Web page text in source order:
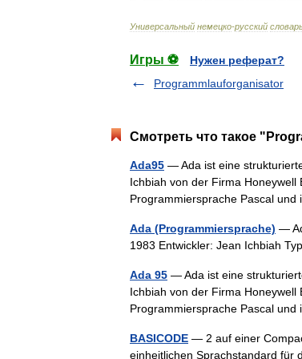
Универсальный немецко-русский словарь
Игры ⚽
Нужен реферат?
Programmlauforganisator
Смотреть что такое
Ada95 — Ada ist eine
Ichbiah von der Firma
Programmiersprache Pascal
Ada (Programmiersprache) —
1983 Entwickler: Jean Ichbiah
Ada 95 — Ada ist eine
Ichbiah von der Firma
Programmiersprache Pascal
BASICODE — 2 auf einer
einheitlichen Sprachstandard für